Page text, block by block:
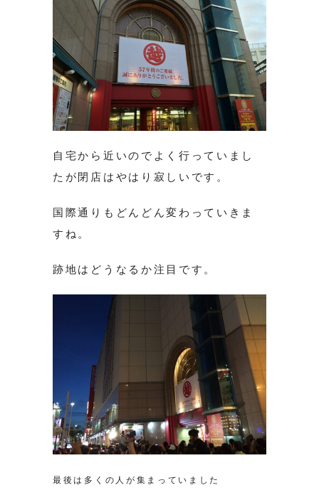
自宅から近いのでよく行っていまし
たが閉店はやはり寂しいです。
国際通りもどんどん変わっていきま
すね。
跡地はどうなるか注目です。
最後は多くの人が集まっていました